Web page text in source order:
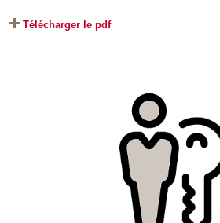
Télécharger le pdf